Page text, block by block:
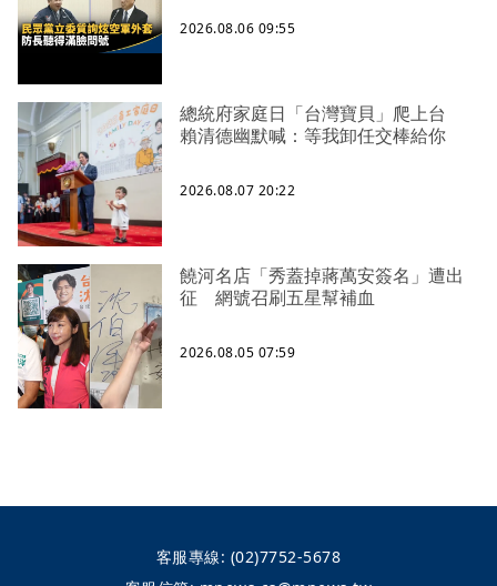
2026.08.06 09:55
總統府家庭日「台灣寶貝」爬上台
賴清德幽默喊：等我卸任交棒給你
2026.08.07 20:22
饒河名店「秀蓋掉蔣萬安簽名」遭出
征 網號召刷五星幫補血
2026.08.05 07:59
客服專線: (02)7752-5678